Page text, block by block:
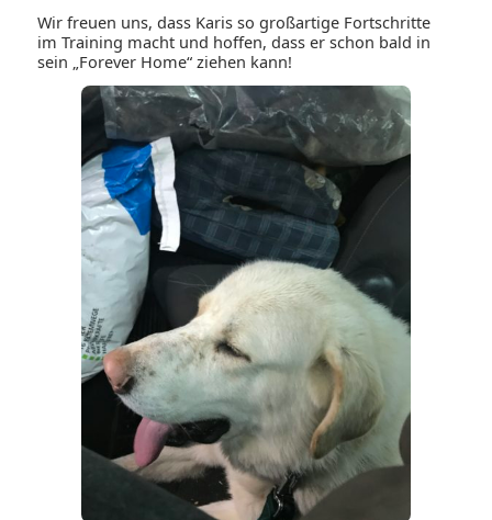
Wir freuen uns, dass Karis so großartige Fortschritte
im Training macht und hoffen, dass er schon bald in
sein „Forever Home“ ziehen kann!